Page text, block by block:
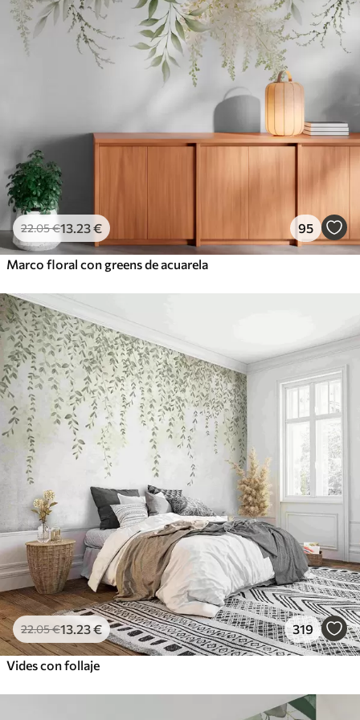
22.05€13.23€ 95
Marco floral con greens de acuarela
22.05€13.23€ 319
Vides con follaje